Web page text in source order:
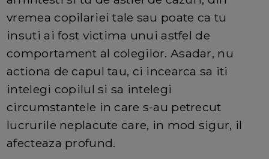
vremea copilariei tale sau poate ca tu
insuti ai fost victima unui astfel de
comportament al colegilor. Asadar, nu
actiona de capul tau, ci incearca sa iti
intelegi copilul si sa intelegi
circumstantele in care s-au petrecut
lucrurile neplacute care, in mod sigur, il
afecteaza profund.